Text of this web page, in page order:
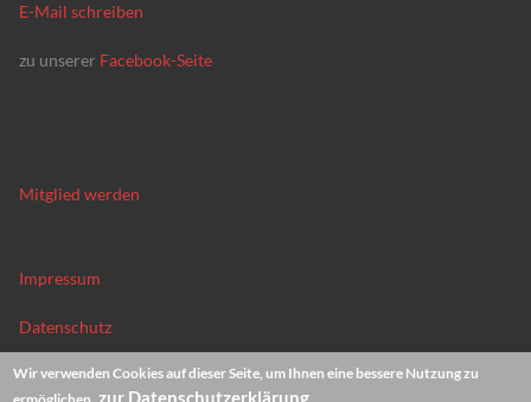
E-Mail schreiben
zu unserer Facebook-Seite
Mitglied werden
Impressum
Datenschutz
News-Archiv
Wir verwenden Cookies auf dieser Seite, um Ihnen eine bessere Nutzung zu
zur Datenschutzerklärung